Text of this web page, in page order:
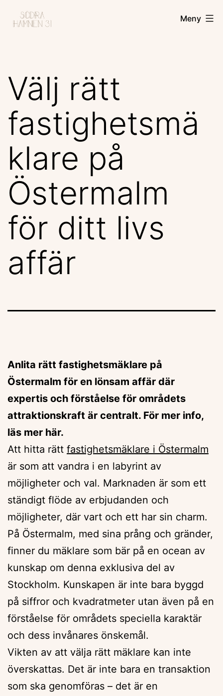
Hoppa
Södra
Meny
Välj rätt
fastighetsmä
klare på
Östermalm
för ditt livs
affär
Anlita rätt fastighetsmäklare på
Östermalm för en lönsam affär där
expertis och förståelse för områdets
attraktionskraft är centralt. För mer info,
läs mer här.
Att hitta rätt fastighetsmäklare i Östermalm
är som att vandra i en labyrint av
möjligheter och val. Marknaden är som ett
ständigt flöde av erbjudanden och
möjligheter, där vart och ett har sin charm.
På Östermalm, med sina prång och gränder,
finner du mäklare som bär på en ocean av
kunskap om denna exklusiva del av
Stockholm. Kunskapen är inte bara byggd
på siffror och kvadratmeter utan även på en
förståelse för områdets speciella karaktär
och dess invånares önskemål.
Vikten av att välja rätt mäklare kan inte
överskattas. Det är inte bara en transaktion
som ska genomföras – det är en